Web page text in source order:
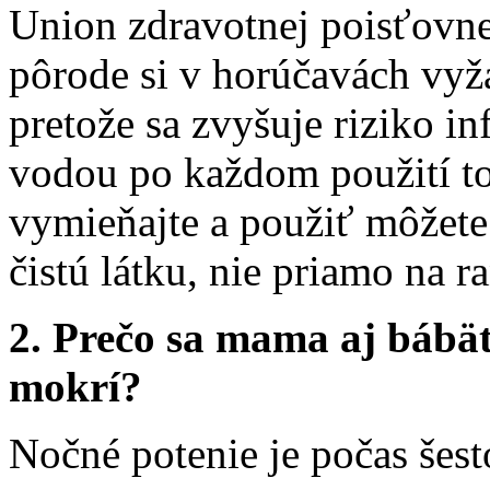
Union zdravotnej
pôrode si v horúčavách
pretože sa zvyšuje riziko
vodou po každom použití
vymieňajte a použiť
čistú látku, nie priamo na
2. Prečo sa mama aj
mokrí?
Nočné potenie je počas